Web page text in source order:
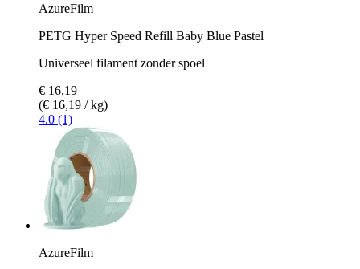
AzureFilm
PETG Hyper Speed Refill Baby Blue Pastel
Universeel filament zonder spoel
€ 16,19
(€ 16,19 / kg)
4.0 (1)
AzureFilm